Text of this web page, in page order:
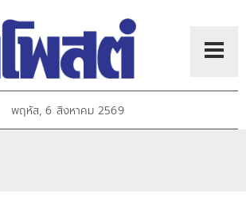
พฤหัส, 6 สิงหาคม 2569